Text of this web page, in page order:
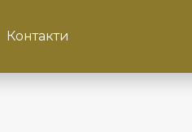
Контакти